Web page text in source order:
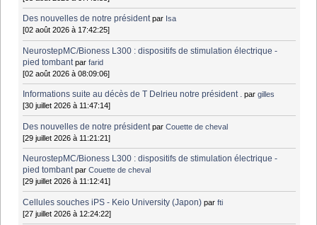
Des nouvelles de notre président par Isa
[02 août 2026 à 17:42:25]
NeurostepMC/Bioness L300 : dispositifs de stimulation électrique -
pied tombant parfarid
[02 août 2026 à 08:09:06]
Informations suite au décès de T Delrieu notre président . pargilles
[30 juillet 2026 à 11:47:14]
Des nouvelles de notre président parCouette de cheval
[29 juillet 2026 à 11:21:21]
NeurostepMC/Bioness L300 : dispositifs de stimulation électrique -
pied tombant parCouette de cheval
[29 juillet 2026 à 11:12:41]
Cellules souches iPS - Keio University (Japon) parfti
[27 juillet 2026 à 12:24:22]